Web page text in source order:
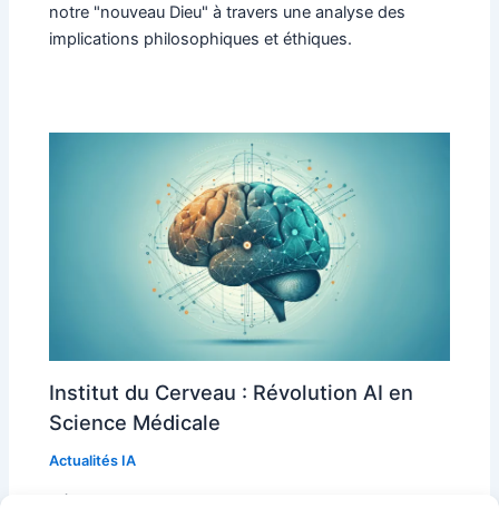
notre "nouveau Dieu" à travers une analyse des
implications philosophiques et éthiques.
Institut du Cerveau : Révolution AI en
Science Médicale
Actualités IA